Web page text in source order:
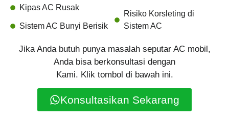
Kipas AC Rusak
Sistem AC Bunyi Berisik
Risiko Korsleting di
Sistem AC
Jika Anda butuh punya masalah seputar AC mobil,
Anda bisa berkonsultasi dengan
Kami. Klik tombol di bawah ini.
Konsultasikan Sekarang